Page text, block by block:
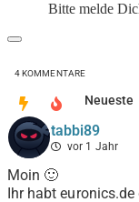
Bitte melde
4KOMMENTARE
Neueste
tabbi89
vor 1 Jahr
Moin 🙂
Ihr habt